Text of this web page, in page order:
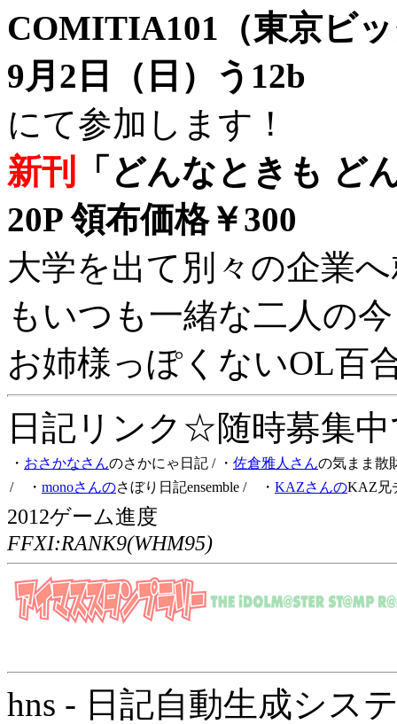
COMITIA101（東京ビ
9月2日（日）う12b
にて参加します！
新刊
「どんなときも ど
20P 領布価格￥300
大学を出て別々の企業
もいつも一緒な二人の
お姉様っぽくないOL百
日記リンク☆随時募集
・ おさかなさんのさかにゃ日記 / ・ 佐倉雅人さんの気まま散
/ ・ monoさんのさぼり日記ensemble / ・ KAZさんのKAZ兄
2012ゲーム進度
FFXI:RANK9(WHM95)
hns - 日記自動生成シス